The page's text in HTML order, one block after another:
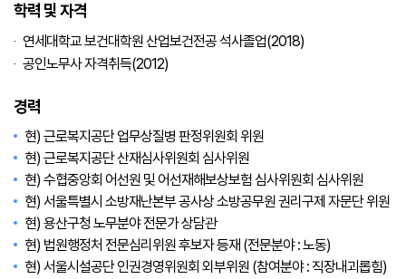
학력 및 자격
연세대학교 보건대학원 산업보건전공 석사졸업(2018)
공인노무사 자격취득(2012)
경력
현) 근로복지공단 업무상질병 판정위원회 위원
현) 근로복지공단 산재심사위원회 심사위원
현) 수협중앙회 어선원 및 어선재해보상보험 심사위원회 심사위원
현) 서울특별시 소방재난본부 공사상 소방공무원 권리구제 자문단 위원
현) 용산구청 노무분야 전문가 상담관
현) 법원행정처 전문심리위원 후보자 등재 (전문분야 : 노동)
현) 서울시설공단 인권경영위원회 외부위원 (참여분야 : 직장내괴롭힘)